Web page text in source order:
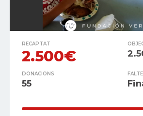
RECAPTAT
2.500€
DONACIONS
55